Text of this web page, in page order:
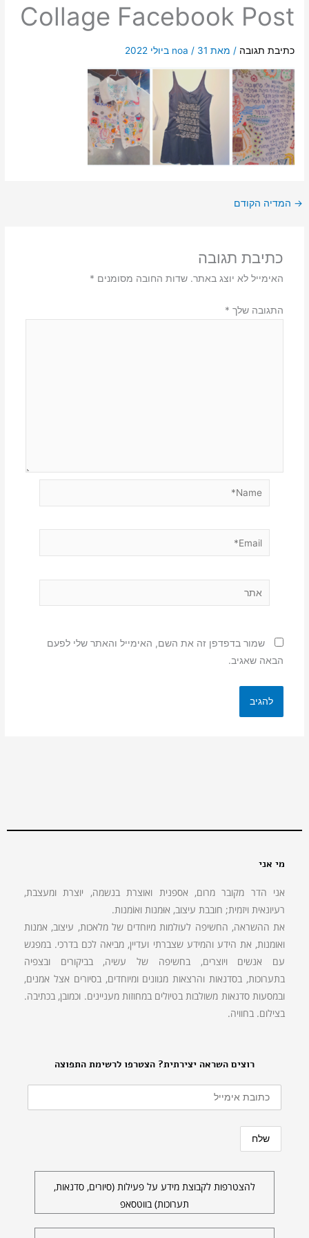
Collage Facebook Post
כתיבת תגובה / מאת noa / 31 ביולי 2022
→ המדיה הקודם
כתיבת תגובה
האימייל לא יוצג באתר. שדות החובה מסומנים *
התגובה שלך *
Email*
שמור בדפדפן זה את השם, האימייל והאתר שלי לפעם
הבאה שאגיב.
רוצים השראה יצירתית? הצטרפו לרשימת התפוצה
להצטרפות לקבוצת מידע על פעילות (סיורים, סדנאות,
תערוכות) בווטסאפ
מי אני
אני הדר מקובר מרום, אספנית ואוצרת בנשמה, יוצרת ומעצבת,
רעיונאית ויזמית; חובבת עיצוב, אוּמנות ואוֹמנות.
את ההשראה, החשיפה לעולמות מיוחדים של מלאכות, עיצוב, אמנות
ואומנות, את הידע והמידע שצברתי ועדיין, מביאה לכם בדרכי. במפגש
עם אנשים ויוצרים, בחשיפה של עשיה, בביקורים ובצפיה
בתערוכות, בסדנאות והרצאות מגוונים ומיוחדים, בסיורים אצל אמנים,
ובמסעות סדנאות משולבות בטיולים במחוזות מעניינים. וכמובן, בכתיבה.
בצילום. בחוויה.